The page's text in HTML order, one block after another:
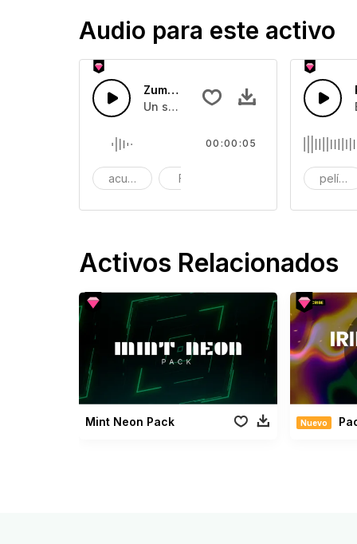
Audio para este activo
Zumbido de Agua
Un sonido de agua dramático y
acuático Frío
00:00:05
Activos Relacionados
Mint Neon Pack Nuevo